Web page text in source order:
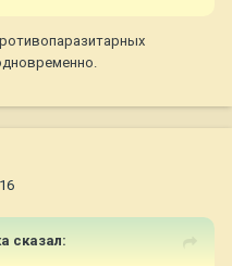
из организма в течение
что рвота с
сказал: